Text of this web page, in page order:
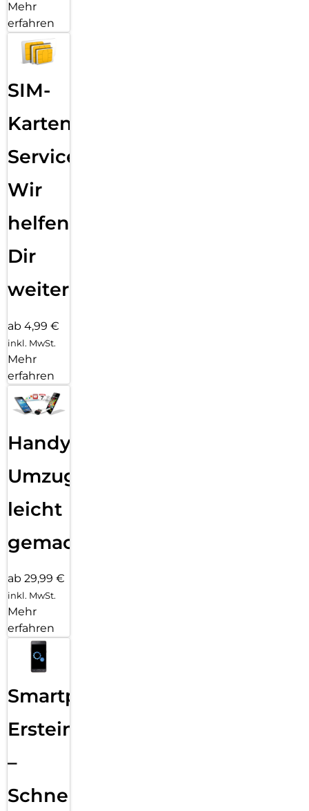
Mehr
erfahren
SIM-
Karten
Service:
Wir
helfen
Dir
weiter
ab 4,99 €
inkl. MwSt.
Mehr
erfahren
Handy
Umzug
leicht
gemacht!
ab 29,99 €
inkl. MwSt.
Mehr
erfahren
Smartphone
Ersteinrichtung
–
Schnelle